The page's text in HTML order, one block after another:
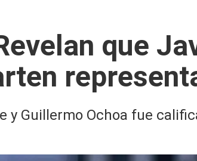
que
y Guillermo Ochoa fue